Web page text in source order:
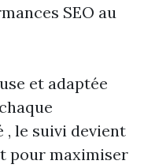
SEO au
et adaptée
, le suivi devient
pour maximiser